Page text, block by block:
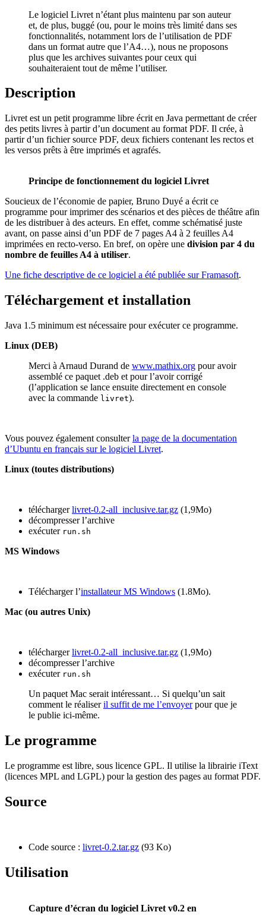
Le logiciel Livret n’étant plus maintenu par son auteur
et, de plus, buggé (ou, pour le moins très limité dans ses
fonctionnalités, notamment lors de l’utilisation de PDF
dans un format autre que l’A4…), nous ne proposons
plus que les archives suivantes pour ceux qui
souhaiteraient tout de même l’utiliser.
Description
Livret est un petit programme libre écrit en Java permettant de créer
des petits livres à partir d’un document au format PDF. Il crée, à
partir d’un fichier source PDF, deux fichiers contenant les rectos et
les versos prêts à être imprimés et agrafés.
Principe de fonctionnement du logiciel Livret
Soucieux de l’économie de papier, Bruno Duyé a écrit ce
programme pour imprimer des scénarios et des pièces de théâtre afin
de les distribuer à des acteurs. En effet, comme schématisé juste
avant, on passe ainsi d’un PDF de 7 pages A4 à 2 feuilles A4
imprimées en recto-verso. En bref, on opère une division par 4 du
nombre de feuilles A4 à utiliser.
Une fiche descriptive de ce logiciel a été publiée sur Framasoft.
Téléchargement et installation
Java 1.5 minimum est nécessaire pour exécuter ce programme.
Linux (DEB)
Merci à Arnaud Durand de www.mathix.org pour avoir
assemblé ce paquet .deb et pour l’avoir corrigé
(l’application se lance ensuite directement en console
avec la commande livret).
Vous pouvez également consulterla page de la documentation
d’Ubuntu en français sur le logiciel Livret.
Linux (toutes distributions)
téléchargerlivret-0.2-all_inclusive.tar.gz (1,9Mo)
décompresser l’archive
exécuter run.sh
MS Windows
Télécharger l’installateur MS Windows (1.8Mo).
Mac (ou autres Unix)
téléchargerlivret-0.2-all_inclusive.tar.gz (1,9Mo)
décompresser l’archive
exécuter run.sh
Un paquet Mac serait intéressant… Si quelqu’un sait
comment le réaliseril suffit de me l’envoyerpour que je
le publie ici-même.
Le programme
Le programme est libre, sous licence GPL. Il utilise la librairie iText
(licences MPL and LGPL) pour la gestion des pages au format PDF.
Source
Code source : livret-0.2.tar.gz (93 Ko)
Utilisation
Capture d’écran du logiciel Livret v0.2 en